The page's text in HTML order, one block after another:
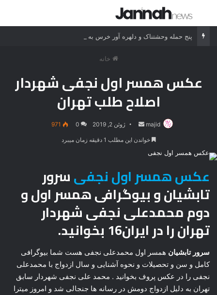
جستجو برای
پنج حمله وحشتناک و دلهره آور خرس به انسان ها
خانه
عکس همسر اول نجفی شهردار
اصلاح طلب تهران
majid
ارسال
ایمیل
ژوئن 2, 2019 0
971
خواندن این مطلب 1 دقیقه زمان میبرد
عکس همسر اول نجفیسرور
تابشیان و بیوگرافی همسر اول و
دوم محمدعلی نجفی شهردار
تهران را در ایران16 بخوانید.
سرور تابشیان همسر اول محمدعلی نجفی هست شما بیوگرافی
کامل و سن و تحصیلات و نحوه آشنایی و سال ازدواج با محمدعلی
نجفی را در عکس پروف بخوانید . محمد علی نجفی شهردار سابق
تهران به دلیل ازدواج دومش در رسانه ها جنجالی شد و امروز میترا